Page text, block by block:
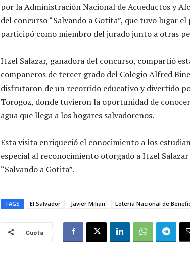
por la Administración Nacional de Acueductos y
del concurso “Salvando a Gotita”, que tuvo lugar
participó como miembro del jurado junto a otras
Itzel Salazar, ganadora del concurso, compartió
compañeros de tercer grado del Colegio Alfred
disfrutaron de un recorrido educativo y divertido
Torogoz, donde tuvieron la oportunidad de
agua que llega a los hogares salvadoreños.
Esta visita enriqueció el conocimiento a los
especial al reconocimiento otorgado a Itzel
“Salvando a Gotita”.
TAGS El Salvador Javier Milian Lotería Nacional de
Cuota